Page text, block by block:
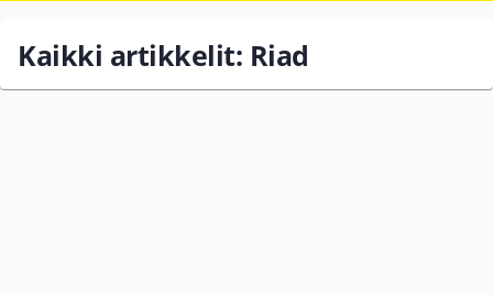
Kaikki artikkelit: Riad